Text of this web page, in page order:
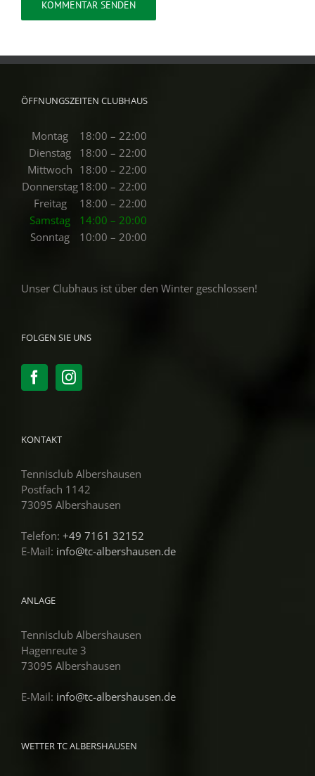
ÖFFNUNGSZEITEN CLUBHAUS
Montag
18:00 – 22:00
Dienstag
18:00 – 22:00
Mittwoch 18:00 – 22:00
Donnerstag18:00 – 22:00
Freitag
18:00 – 22:00
Samstag
14:00 – 20:00
Sonntag
10:00 – 20:00
Unser Clubhaus ist über den Winter geschlossen!
FOLGEN SIE UNS
KONTAKT
Tennisclub Albershausen
Postfach 1142
73095 Albershausen
Telefon: +49 7161 32152
E-Mail: info@tc-albershausen.de
ANLAGE
Tennisclub Albershausen
Hagenreute 3
73095 Albershausen
E-Mail: info@tc-albershausen.de
WETTER TC ALBERSHAUSEN